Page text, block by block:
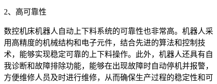
2、高可靠性
数控机床机器人自动上下料系统的可靠性也非常高。机器人采
用高精度的机械结构和电子元件，结合先进的算法和控制技
术，能够实现稳定可靠的上下料操作。此外，机器人还具有自
我诊断和故障排除功能，能够在出现故障时自动停机并报警，
方便维修人员及时进行维修，从而确保生产过程的稳定性和可